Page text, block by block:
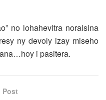
no lohahevitra noraisina
ny devoly izay miseho
i pasitera.
Post